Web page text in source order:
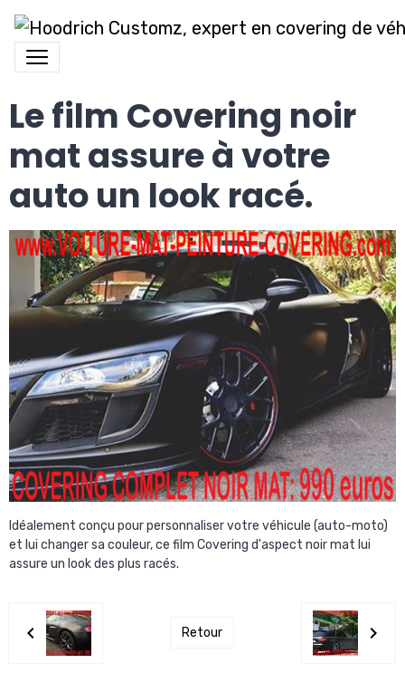
Le film Covering noir
mat assure à votre
auto un look racé.
Idéalement conçu pour personnaliser votre véhicule (auto-moto)
et lui changer sa couleur, ce film Covering d'aspect noir mat lui
assure un look des plus racés.
Retour